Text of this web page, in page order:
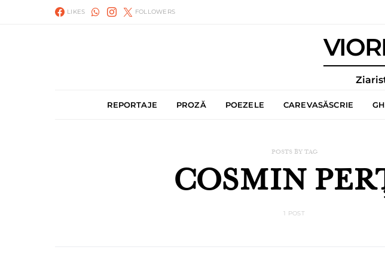
LIKES FOLLOWERS
REPORTAJE PROZĂ POEZELE CAREVASĂSCRIE
POSTS BY TAG
COSMIN
1 POST